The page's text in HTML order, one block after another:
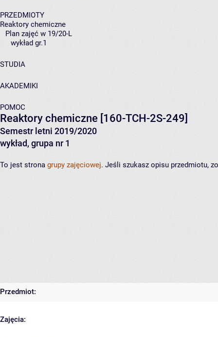
PRZEDMIOTY
Reaktory chemiczne
Plan zajęć w 19/20-L
wykład gr.1
STUDIA
AKADEMIKI
POMOC
Reaktory chemiczne [160-TCH-2S-249]
Semestr letni 2019/2020
wykład, grupa nr 1
To jest strona grupy zajęciowej. Jeśli szukasz opisu przedmiotu,
Przedmiot:
Zajęcia: